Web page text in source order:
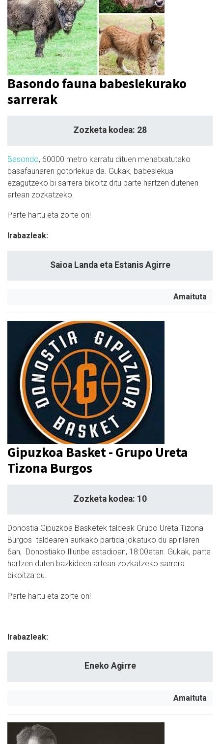
Basondo fauna babeslekurako
sarrerak
Zozketa kodea: 28
Basondo, 60000 metro karratu dituen mehatxatutako
basafaunaren gotorlekua da. Gukak, babeslekua
ezagutzeko bi sarrera bikoitz ditu parte hartzen dutenen
artean zozkatzeko.
Parte hartu eta zorte on!
Irabazleak:
Saioa Landa eta Estanis Agirre
Amaituta
Gipuzkoa Basket - Grupo Ureta
Tizona Burgos
Zozketa kodea: 10
Donostia Gipuzkoa Basketek taldeak Grupo Ureta Tizona
Burgos taldearen aurkako partida jokatuko du apirilaren
6an, Donostiako Illunbe estadioan, 18:00etan. Gukak, parte
hartzen duten bazkideen artean zozkatzeko sarrera
bikoitza du.
Parte hartu eta zorte on!
Irabazleak:
Eneko Agirre
Amaituta